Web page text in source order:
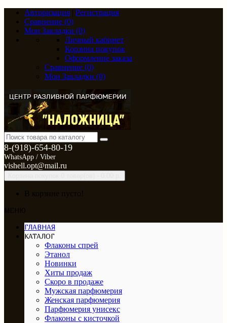
Авторизация
Регистрация
Сравнение (0)
Мои Закладки (0)
Личный кабинет
Корзина покупок
Оформление заказа
Сравнение (0)
Мои Закладки (0)
8-(918)-654-80-19
WhatsApp / Viber
vishell.opt@mail.ru
ГЛАВНАЯ
КАТАЛОГ
Флаконы спрей
Этанол
Новинки
Хиты продаж
Скоро в продаже
Мужская парфюмерия
Женская парфюмерия
Парфюмерия унисекс
Флаконы с кисточкой